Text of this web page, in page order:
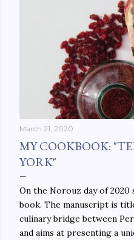
March 21, 2020
MY COOKBOOK:
YORK"
On the Norouz day of
book. The manuscript is
culinary bridge between
and aims at presenting a